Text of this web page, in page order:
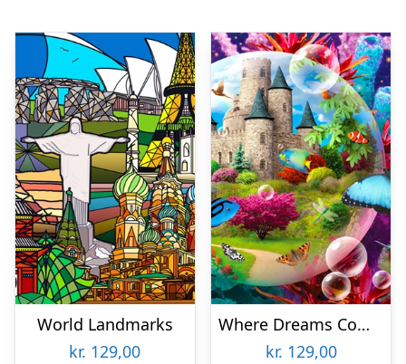
World Landmarks
kr. 129,00
Where Dreams Come True
kr. 129,00